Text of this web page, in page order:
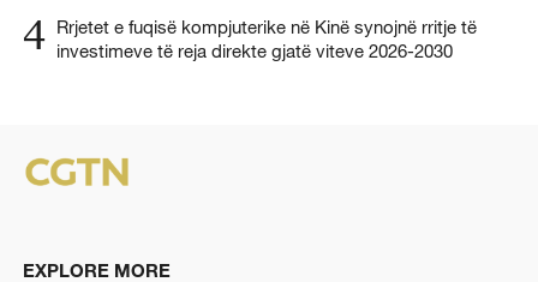
4 Rrjetet e fuqisë kompjuterike në Kinë synojnë rritje të
investimeve të reja direkte gjatë viteve 2026-2030
EXPLORE MORE